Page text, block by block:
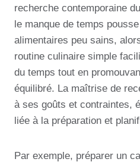
recherche contemporaine
le manque de temps
alimentaires peu sains,
routine culinaire simple
du temps tout en
équilibré. La maîtrise de
à ses goûts et contraintes,
liée à la préparation et
Par exemple, préparer un